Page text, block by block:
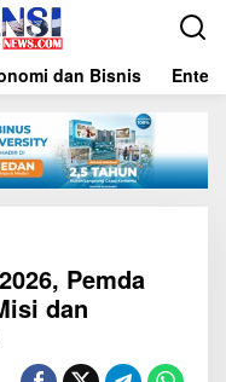
dan Bisnis
Pemda
dan